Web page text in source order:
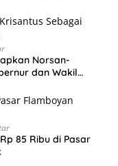
Norsan-
dan Wakil
85 Ribu di Pasar